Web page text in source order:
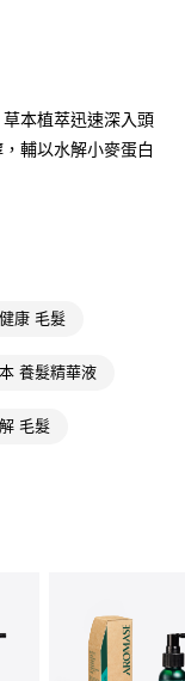
結，可透過四大超商／
成。
需要取消訂單，請聯絡
本植萃迅速深入頭
輔以水解小麥蛋白
健康 毛髮
養髮精華液
毛髮